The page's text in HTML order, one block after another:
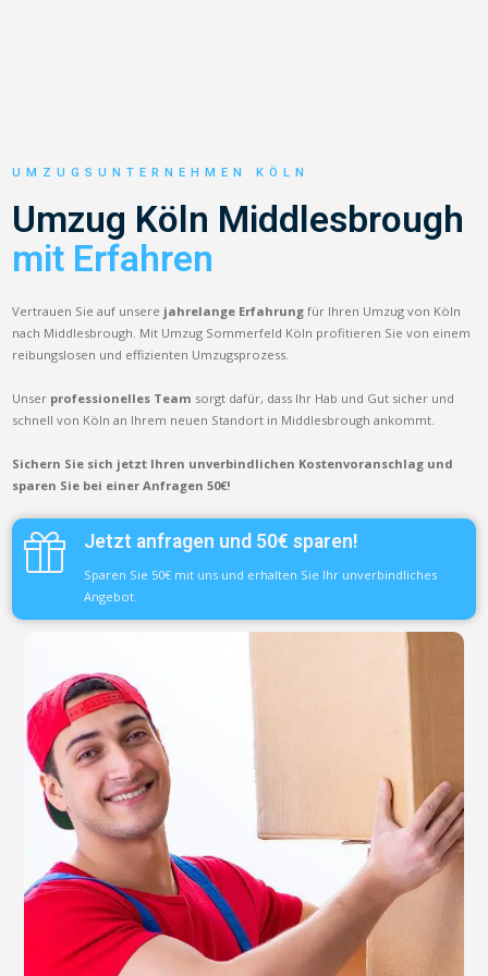
UMZUGSUNTERNEHMEN KÖLN
Umzug Köln Middlesbrough
mit Erfahren
Vertrauen Sie auf unsere jahrelange Erfahrung für Ihren Umzug von Köln
nach Middlesbrough. Mit Umzug Sommerfeld Köln profitieren Sie von einem
reibungslosen und effizienten Umzugsprozess.
Unser professionelles Team sorgt dafür, dass Ihr Hab und Gut sicher und
schnell von Köln an Ihrem neuen Standort in Middlesbrough ankommt.
Sichern Sie sich jetzt Ihren unverbindlichen Kostenvoranschlag und
sparen Sie bei einer Anfragen 50€!
Jetzt anfragen und 50€ sparen!
Sparen Sie 50€ mit uns und erhalten Sie Ihr unverbindliches
Angebot.